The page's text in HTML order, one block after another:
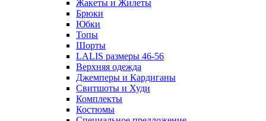
Жакеты и Жилеты
Брюки
Юбки
Топы
Шорты
LALIS размеры 46-56
Верхняя одежда
Джемперы и Кардиганы
Свитшоты и Худи
Комплекты
Костюмы